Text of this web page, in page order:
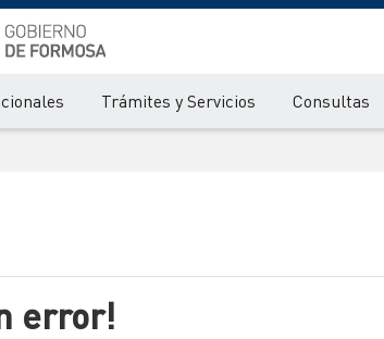
Trámites y Servicios Consultas
error!